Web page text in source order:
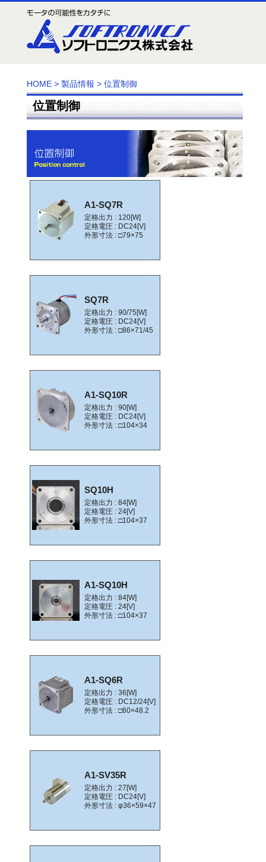
HOME> 製品情報 > 位置制御
位置制御
A1-SQ7R
定格出力 : 120[W]
定格電圧 : DC24[V]
外形寸法 : □79×75
SQ7R
定格出力 : 90/75[W]
定格電圧 : DC24[V]
外形寸法 : □86×71/45
A1-SQ10R
定格出力 : 90[W]
定格電圧 : DC24[V]
外形寸法 : □104×34
SQ10H
定格出力 : 84[W]
定格電圧 : 24[V]
外形寸法 : □104×37
A1-SQ10H
定格出力 : 84[W]
定格電圧 : 24[V]
外形寸法 : □104×37
A1-SQ6R
定格出力 : 36[W]
定格電圧 : DC12/24[V]
外形寸法 : □60×48.2
A1-SV35R
定格出力 : 27[W]
定格電圧 : DC24[V]
外形寸法 : φ36×59×47